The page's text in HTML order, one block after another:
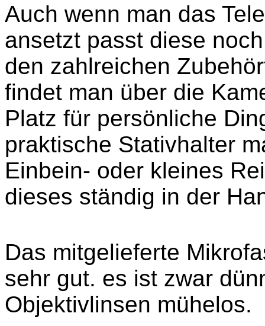
Auch wenn man das
ansetzt passt diese
den zahlreichen
findet man über die
Platz für persönliche
praktische Stativhalter
Einbein- oder kleines
dieses ständig in der
Das mitgelieferte
sehr gut. es ist zwar
Objektivlinsen mühelos.